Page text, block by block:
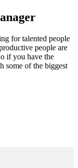
for talented people
people are
if you have the
some of the biggest